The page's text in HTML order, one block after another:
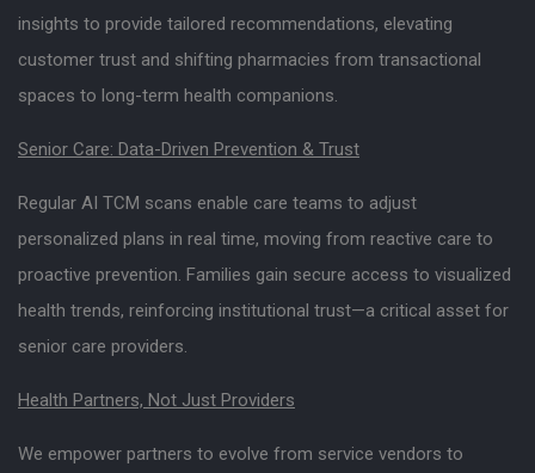
insights to provide tailored recommendations, elevating
customer trust and shifting pharmacies from transactional
spaces to long-term health companions.
Senior Care: Data-Driven Prevention & Trust
Regular AI TCM scans enable care teams to adjust
personalized plans in real time, moving from reactive care to
proactive prevention. Families gain secure access to visualized
health trends, reinforcing institutional trust—a critical asset for
senior care providers.
Health Partners, Not Just Providers
We empower partners to evolve from service vendors to